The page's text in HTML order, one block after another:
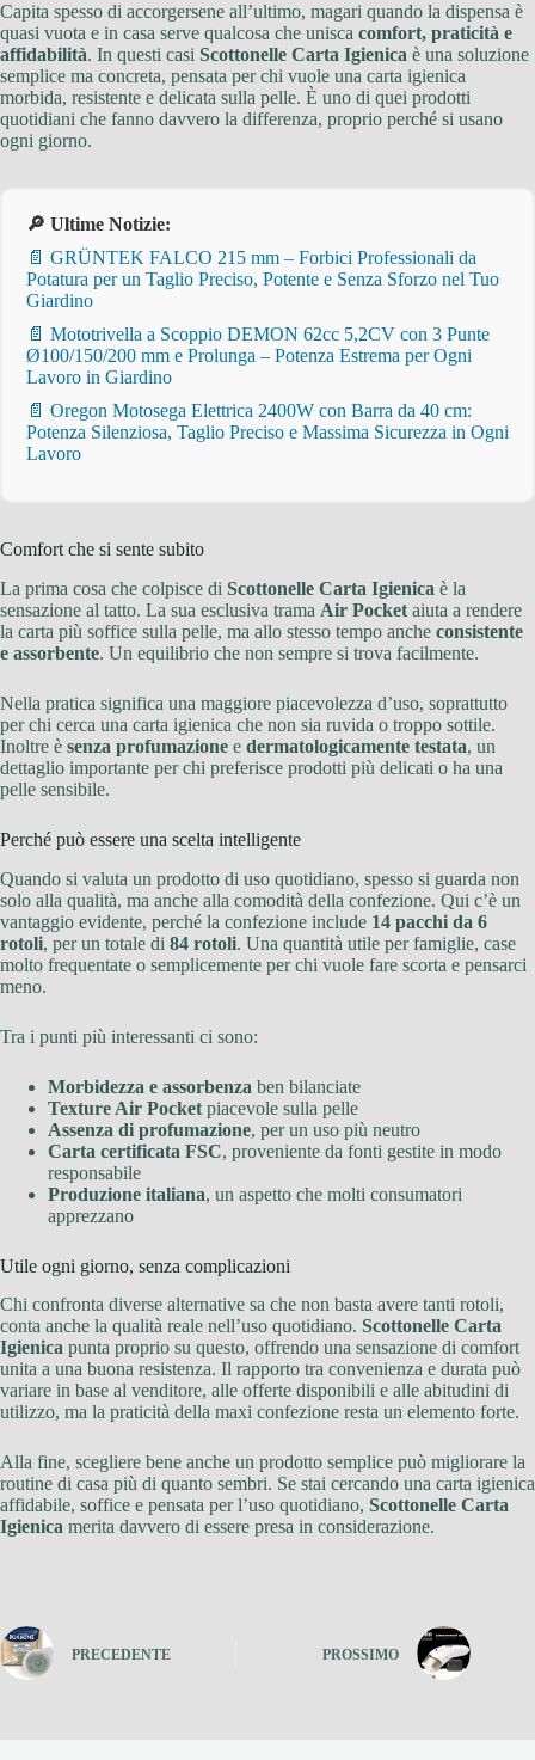
Capita spesso di accorgersene all’ultimo, magari quando la dispensa è
quasi vuota e in casa serve qualcosa che unisca comfort, praticità e
affidabilità. In questi casi Scottonelle Carta Igienica è una soluzione
semplice ma concreta, pensata per chi vuole una carta igienica
morbida, resistente e delicata sulla pelle. È uno di quei prodotti
quotidiani che fanno davvero la differenza, proprio perché si usano
ogni giorno.
🔎 Ultime Notizie:
📄 GRÜNTEK FALCO 215 mm – Forbici Professionali da
Potatura per un Taglio Preciso, Potente e Senza Sforzo nel Tuo
Giardino
📄 Mototrivella a Scoppio DEMON 62cc 5,2CV con 3 Punte
Ø100/150/200 mm e Prolunga – Potenza Estrema per Ogni
Lavoro in Giardino
📄 Oregon Motosega Elettrica 2400W con Barra da 40 cm:
Potenza Silenziosa, Taglio Preciso e Massima Sicurezza in Ogni
Lavoro
Comfort che si sente subito
La prima cosa che colpisce di Scottonelle Carta Igienica è la
sensazione al tatto. La sua esclusiva trama Air Pocket aiuta a rendere
la carta più soffice sulla pelle, ma allo stesso tempo anche consistente
e assorbente. Un equilibrio che non sempre si trova facilmente.
Nella pratica significa una maggiore piacevolezza d’uso, soprattutto
per chi cerca una carta igienica che non sia ruvida o troppo sottile.
Inoltre è senza profumazione e dermatologicamente testata, un
dettaglio importante per chi preferisce prodotti più delicati o ha una
pelle sensibile.
Perché può essere una scelta intelligente
Quando si valuta un prodotto di uso quotidiano, spesso si guarda non
solo alla qualità, ma anche alla comodità della confezione. Qui c’è un
vantaggio evidente, perché la confezione include 14 pacchi da 6
rotoli, per un totale di 84 rotoli. Una quantità utile per famiglie, case
molto frequentate o semplicemente per chi vuole fare scorta e pensarci
meno.
Tra i punti più interessanti ci sono:
Morbidezza e assorbenza ben bilanciate
Texture Air Pocket piacevole sulla pelle
Assenza di profumazione, per un uso più neutro
Carta certificata FSC, proveniente da fonti gestite in modo
responsabile
Produzione italiana, un aspetto che molti consumatori
apprezzano
Utile ogni giorno, senza complicazioni
Chi confronta diverse alternative sa che non basta avere tanti rotoli,
conta anche la qualità reale nell’uso quotidiano. Scottonelle Carta
Igienica punta proprio su questo, offrendo una sensazione di comfort
unita a una buona resistenza. Il rapporto tra convenienza e durata può
variare in base al venditore, alle offerte disponibili e alle abitudini di
utilizzo, ma la praticità della maxi confezione resta un elemento forte.
Alla fine, scegliere bene anche un prodotto semplice può migliorare la
routine di casa più di quanto sembri. Se stai cercando una carta igienica
affidabile, soffice e pensata per l’uso quotidiano, Scottonelle Carta
Igienica merita davvero di essere presa in considerazione.
PRECEDENTE PROSSIMO